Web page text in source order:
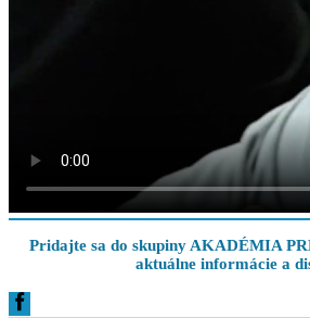
Pridajte sa do skupiny AKADÉMIA
aktuálne informácie a